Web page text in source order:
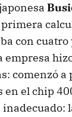
primera
con cuatro
empresa
comenzó a
en el chip